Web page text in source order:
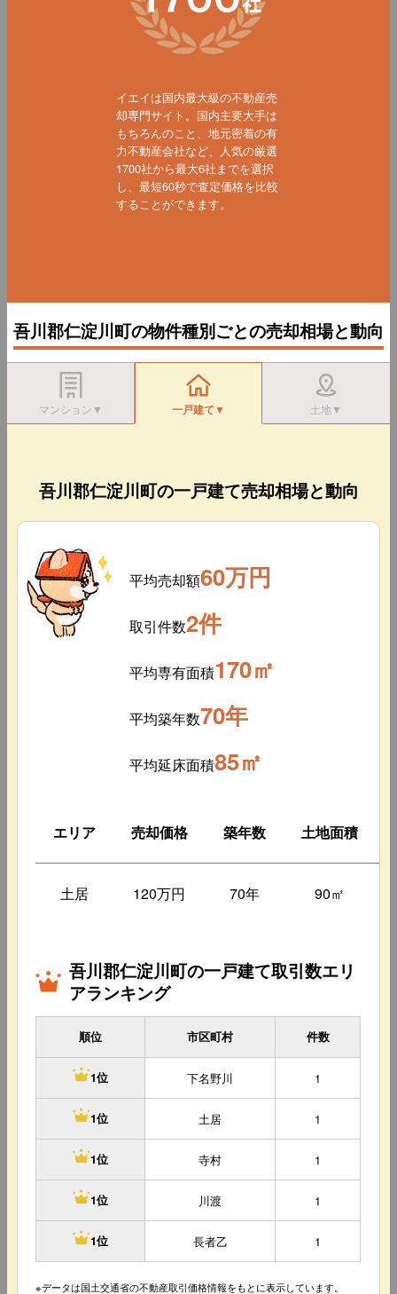
イエイは国内最大級の不動産売
却専門サイト。国内主要大手は
もちろんのこと、地元密着の有
力不動産会社など、人気の厳選
1700社から最大6社までを選択
し、最短60秒で査定価格を比較
することができます。
吾川郡仁淀川町の物件種別ごとの売却相場と動向
マンション▼ 一戸建て▼ 土地▼
吾川郡仁淀川町の一戸建て売却相場と動向
平均売却額60万円
取引件数2件
平均専有面積170㎡
平均築年数70年
平均延床面積85㎡
エリア 売却価格 築年数 土地面積
土居 120万円 70年 90㎡
吾川郡仁淀川町の一戸建て取引数エリ
アランキング
順位 市区町村 件数
1位 下名野川 1
1位 土居 1
1位 寺村 1
1位 川渡 1
1位 長者乙 1
※データは国土交通省の不動産取引価格情報をもとに表示しています。